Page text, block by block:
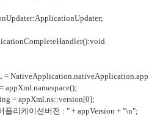
appXml.ns::version[0];
케이션버전 : " + appVersion + "\n";